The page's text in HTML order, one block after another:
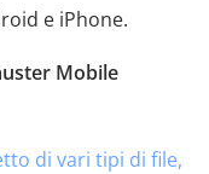
e iPhone.
Mobile
di vari tipi di file,